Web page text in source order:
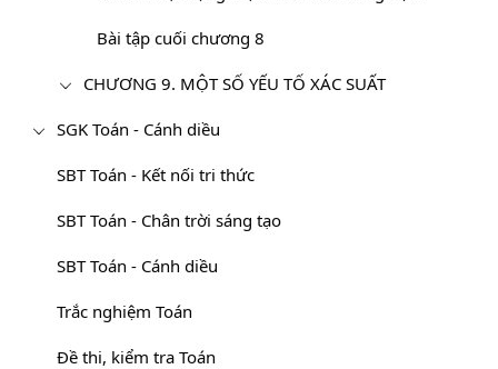
Bài tập cuối chương 8
CHƯƠNG 9. MỘT SỐ YẾU TỐ XÁC SUẤT
SGK Toán - Cánh diều
SBT Toán - Kết nối tri thức
SBT Toán - Chân trời sáng tạo
SBT Toán - Cánh diều
Trắc nghiệm Toán
Đề thi, kiểm tra Toán